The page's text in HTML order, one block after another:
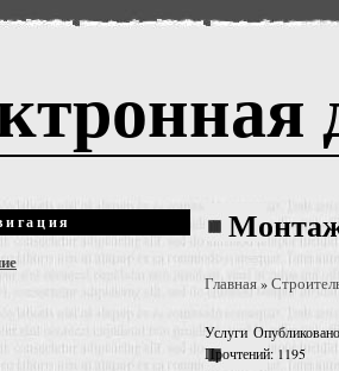
Монтаж
Главная»
Услуги
Прочтений: 1195